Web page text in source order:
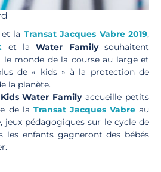
et la Transat Jacques Vabre 2019,
et laWater Familysouhaitent
monde de la course au large et
de « kids » à la protection de
la planète.
Water Familyaccueille petits
de la Transat Jacques Vabreau
jeux pédagogiques sur le cycle de
les enfants gagneront des bébés